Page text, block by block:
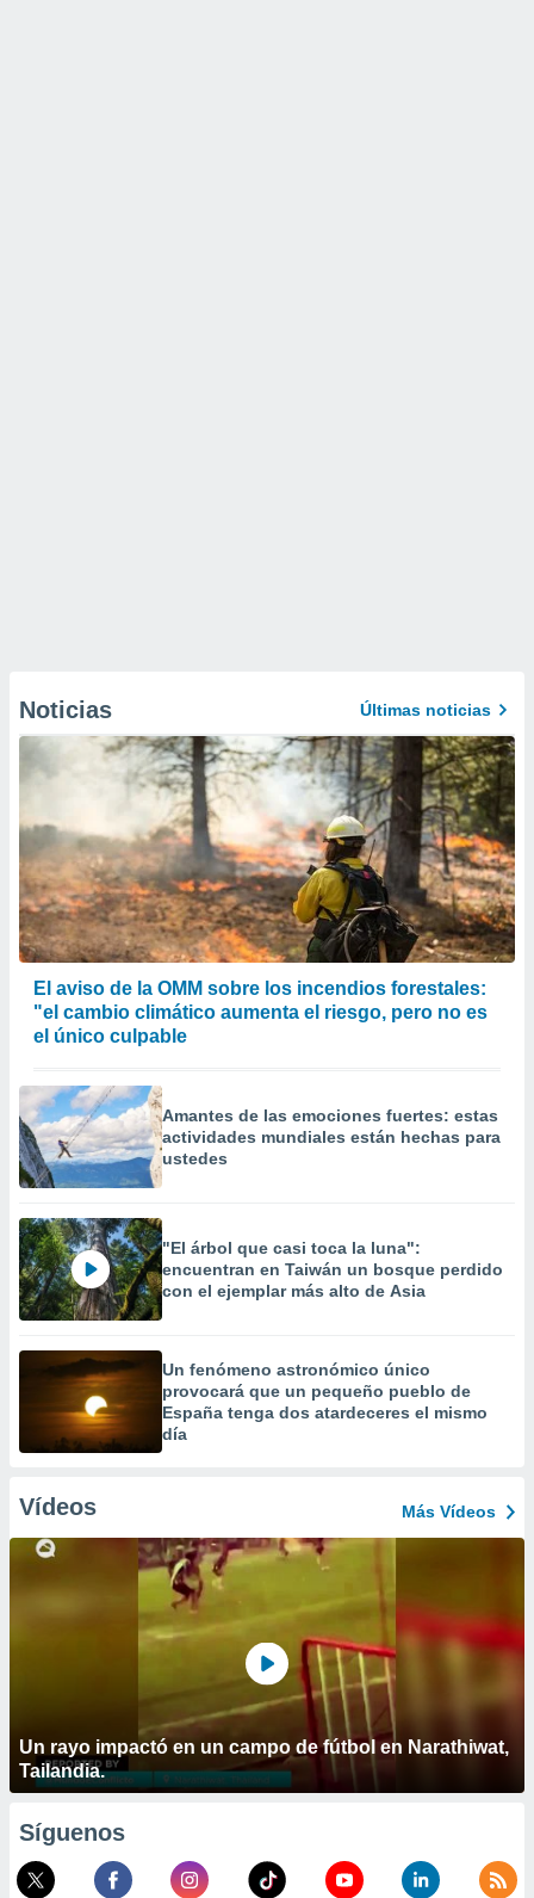
Noticias Últimas noticias
El aviso de la OMM sobre los incendios forestales:
"el cambio climático aumenta el riesgo, pero no es
el único culpable
Amantes de las emociones fuertes: estas
actividades mundiales están hechas para
ustedes
"El árbol que casi toca la luna":
encuentran en Taiwán un bosque perdido
con el ejemplar más alto de Asia
Un fenómeno astronómico único
provocará que un pequeño pueblo de
España tenga dos atardeceres el mismo
día
Vídeos Más Vídeos
Un rayo impactó en un campo de fútbol en Narathiwat,
Tailandia.
Síguenos